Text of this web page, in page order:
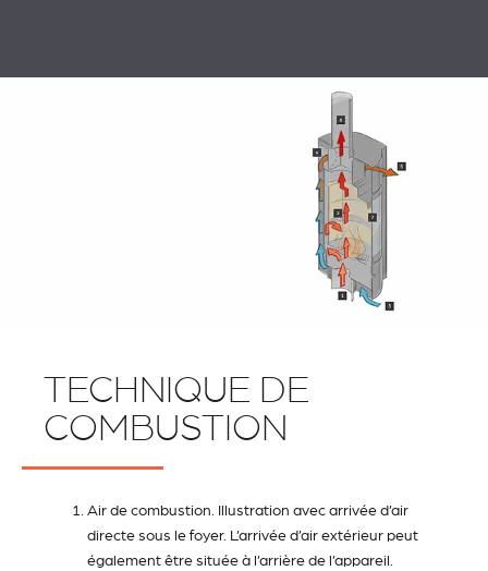
TECHNIQUE DE
COMBUSTION
Air de combustion. Illustration avec arrivée d’air
directe sous le foyer. L’arrivée d’air extérieur peut
également être située à l’arrière de l’appareil.